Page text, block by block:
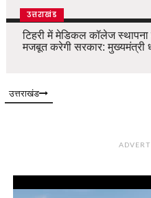
उत्तराखंड
टिहरी में मेडिकल कॉलेज
मजबूत करेगी सरकार: मुख्यमंत्री
उत्तराखंड